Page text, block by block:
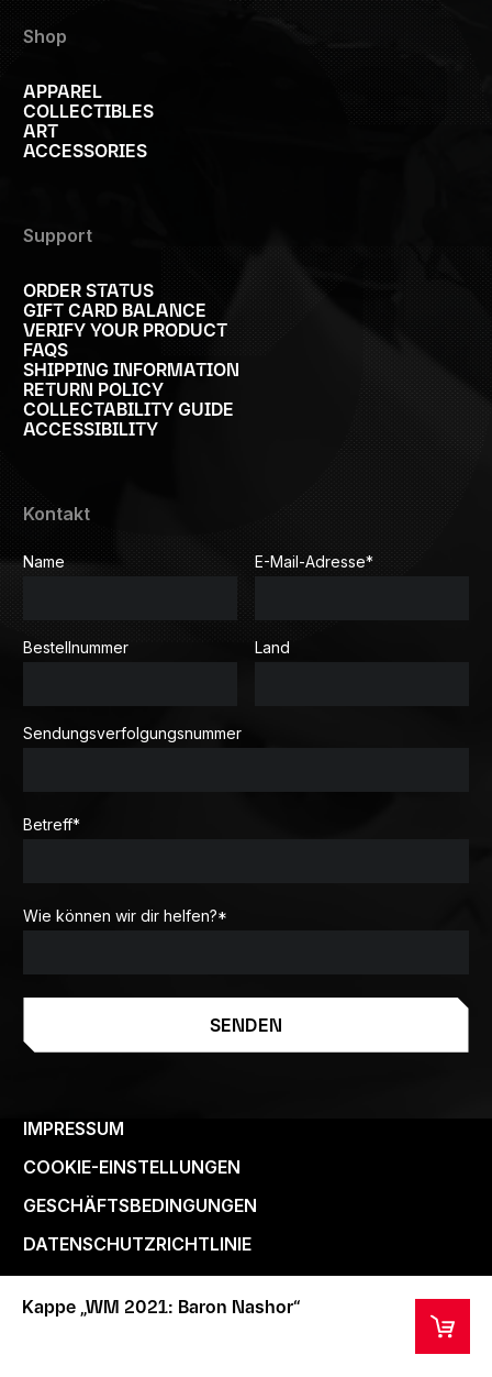
Kappe „WM 2021: Baron Nashor“
Shop
APPAREL
COLLECTIBLES
ART
ACCESSORIES
Support
ORDER STATUS
GIFT CARD BALANCE
VERIFY YOUR PRODUCT
FAQS
SHIPPING INFORMATION
RETURN POLICY
COLLECTABILITY GUIDE
ACCESSIBILITY
Kontakt
Name E-Mail-Adresse*
Bestellnummer Land
Sendungsverfolgungsnummer
Betreff*
Wie können wir dir helfen?*
SENDEN
Copyright Riot Games 2024
IMPRESSUM
COOKIE-EINSTELLUNGEN
GESCHÄFTSBEDINGUNGEN
DATENSCHUTZRICHTLINIE